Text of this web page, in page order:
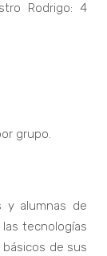
Rodrigo: 4
grupo.
y alumnas de
tecnologías
de sus